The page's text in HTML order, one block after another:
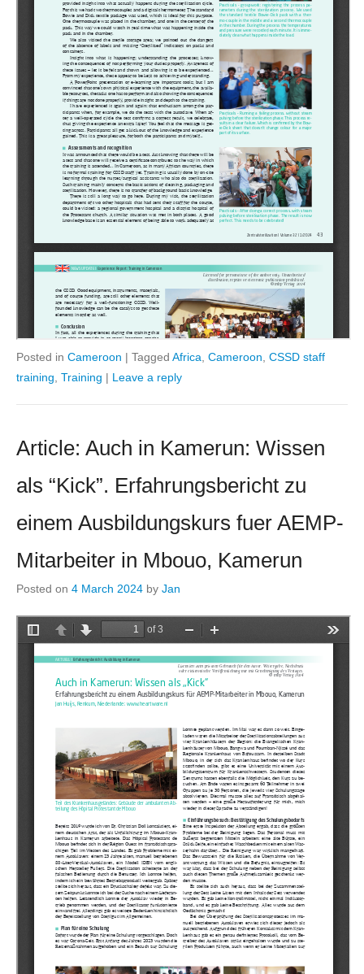
Posted in Cameroon | Tagged Africa Cameroon CSSD staff
training Training | Leave a reply
Article: Auch in Kamerun: Wissen
als “Kick”. Erfahrungsbericht zu
einem Ausbildungskurs fuer AEMP-
Mitarbeiter in Mbouo, Kamerun
Posted on 4 March 2024 by Jan